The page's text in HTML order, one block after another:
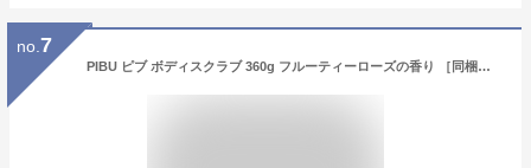
no. 7
PIBU ピブ ボディスクラブ 360g フルーティーローズの香り ［同梱物付き］ ［ ボディケアマッサージ ボディソープ 肘 膝 かかと お尻 黒ずみ 角質 ］ぴぶ